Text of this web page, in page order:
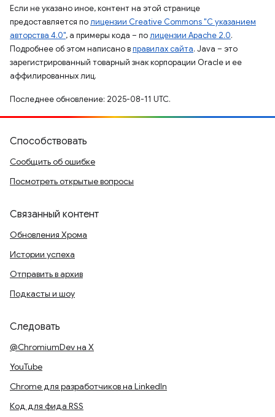
Если не указано иное, контент на этой странице
предоставляется полицензии Creative Commons "С указанием
авторства 4.0", а примеры кода – полицензии Apache 2.0.
Подробнее об этом написано вправилах сайта. Java – это
зарегистрированный товарный знак корпорации Oracle и ее
аффилированных лиц.
Последнее обновление: 2025-08-11 UTC.
Способствовать
Сообщить об ошибке
Посмотреть открытые вопросы
Связанный контент
Обновления Хрома
Истории успеха
Отправить в архив
Подкасты и шоу
Следовать
@ChromiumDev на X
YouTube
Chrome для разработчиков на LinkedIn
Код для фида RSS